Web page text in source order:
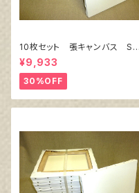
10枚セット 張キャンバス Sn
owWhite SPC（綿・ポリエステ
ル）F8 455㎜×380㎜
¥9,933
30%OFF